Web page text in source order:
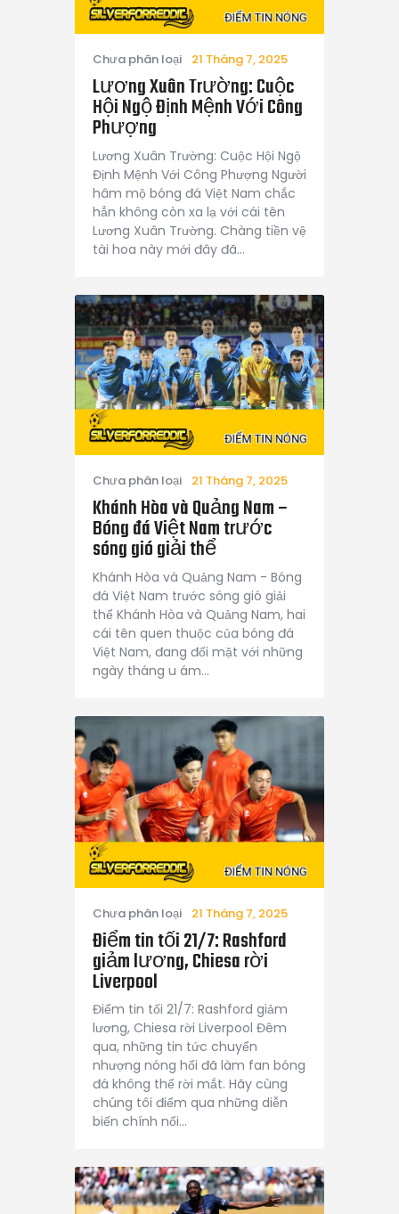
Chưa phân loại 21 Tháng 7, 2025
Lương Xuân Trường: Cuộc
Hội Ngộ Định Mệnh Với Công
Phượng
Lương Xuân Trường: Cuộc Hội Ngộ
Định Mệnh Với Công Phượng Người
hâm mộ bóng đá Việt Nam chắc
hẳn không còn xa lạ với cái tên
Lương Xuân Trường. Chàng tiền vệ
tài hoa này mới đây đã…
Chưa phân loại 21 Tháng 7, 2025
Khánh Hòa và Quảng Nam –
Bóng đá Việt Nam trước
sóng gió giải thể
Khánh Hòa và Quảng Nam - Bóng
đá Việt Nam trước sóng gió giải
thể Khánh Hòa và Quảng Nam, hai
cái tên quen thuộc của bóng đá
Việt Nam, đang đối mặt với những
ngày tháng u ám…
Chưa phân loại 21 Tháng 7, 2025
Điểm tin tối 21/7: Rashford
giảm lương, Chiesa rời
Liverpool
Điểm tin tối 21/7: Rashford giảm
lương, Chiesa rời Liverpool Đêm
qua, những tin tức chuyển
nhượng nóng hổi đã làm fan bóng
đá không thể rời mắt. Hãy cùng
chúng tôi điểm qua những diễn
biến chính nổi…